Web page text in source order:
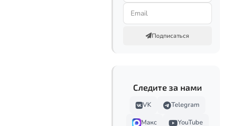
Подписаться
Следите за нами
VK
Telegram
Макс
YouTube